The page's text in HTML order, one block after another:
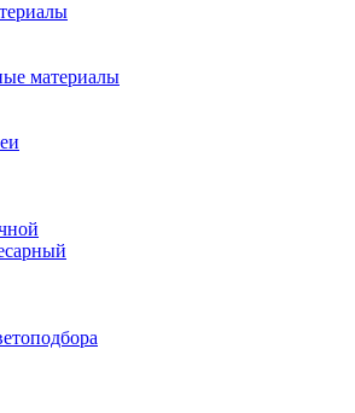
материалы